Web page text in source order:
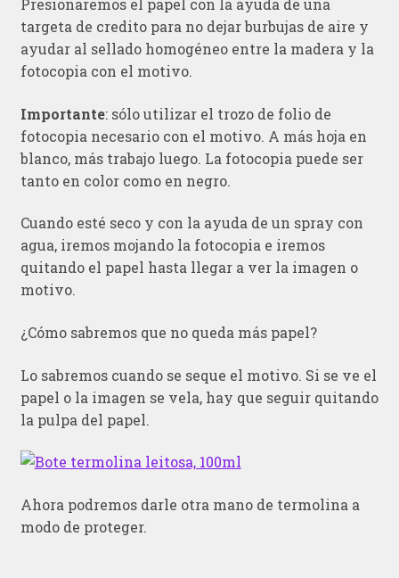
Presionaremos el papel con la ayuda de una
targeta de credito para no dejar burbujas de aire y
ayudar al sellado homogéneo entre la madera y la
fotocopia con el motivo.
Importante: sólo utilizar el trozo de folio de
fotocopia necesario con el motivo. A más hoja en
blanco, más trabajo luego. La fotocopia puede ser
tanto en color como en negro.
Cuando esté seco y con la ayuda de un spray con
agua, iremos mojando la fotocopia e iremos
quitando el papel hasta llegar a ver la imagen o
motivo.
¿Cómo sabremos que no queda más papel?
Lo sabremos cuando se seque el motivo. Si se ve el
papel o la imagen se vela, hay que seguir quitando
la pulpa del papel.
Ahora podremos darle otra mano de termolina a
modo de proteger.